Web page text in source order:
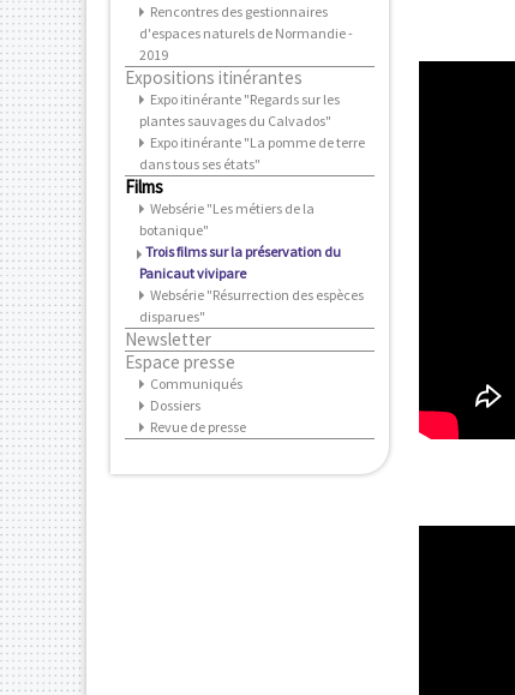
Rencontres des gestionnaires
d'espaces naturels de Normandie -
2019
Expositions itinérantes
Expo itinérante "Regards sur les
plantes sauvages du Calvados"
Expo itinérante "La pomme de terre
dans tous ses états"
Films
Websérie "Les métiers de la
botanique"
Trois films sur la préservation du
Panicaut vivipare
Websérie "Résurrection des espèces
disparues"
Newsletter
Espace presse
Communiqués
Dossiers
Revue de presse